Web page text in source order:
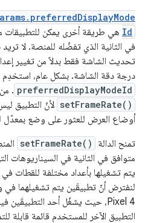
Id هي طريقة أخرى يمكن للتطبيقات
في الثانية الذي تفضّله للمنصة. لا
تحديث الشاشة فقط بدلاً من تغيير
درجة دقة الشاشة. بشكل عام، استخدِم
preferredDisplayModeId
.
setFrameRate() لأنّ التطبيق
أوضاع العرض للعثور على وضع بمعدّل
تمنح الدالة
setFrameRate()
متوافق في الثانية في
يتم تشغيلها بأعداد مختلفة للقطات في
لنفترض أنّ تطبيقَين يتم تشغيلهما